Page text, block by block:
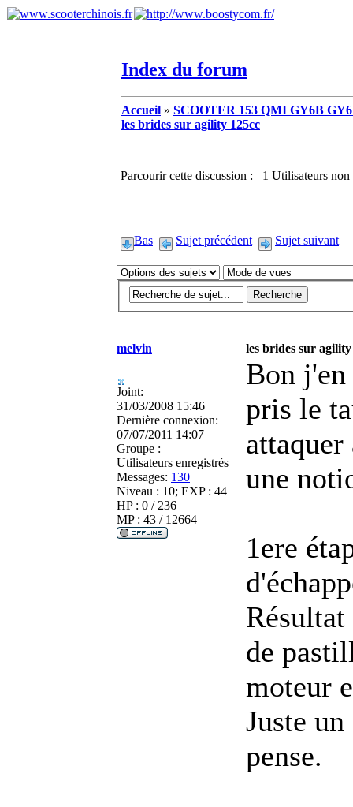
Index du forum
Accueil » SCOOTER 153 QMI GY6B
les brides sur agility 125cc
Parcourir cette discussion : 1 Utilisateurs non
Bas Sujet précédent Sujet suivant
melvin les brides sur agility
Joint:
31/03/2008 15:46
Dernière connexion:
07/07/2011 14:07
Groupe :
Utilisateurs enregistrés
Messages: 130
Niveau : 10; EXP : 44
HP : 0 / 236
MP : 43 / 12664
Bon j'en
pris le
une
1ere
de
moteur
Juste
pense.